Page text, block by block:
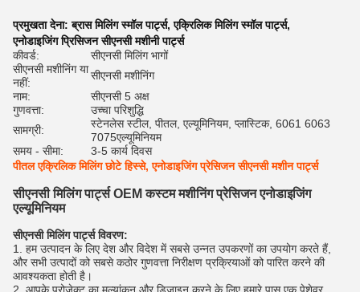
प्रमुखता देना:ब्रास मिलिंग स्मॉल पार्ट्स,एक्रिलिक मिलिंग स्मॉल पार्ट्स,
एनोडाइजिंग प्रिसिजन सीएनसी मशीनी पार्ट्स
कीवर्ड:
सीएनसी मिलिंग भागों
सीएनसी मशीनिंग या
नहीं:
सीएनसी मशीनिंग
नाम:
सीएनसी 5 अक्ष
गुणवत्ता:
उच्चा परिशुद्धि
सामग्री:
स्टेनलेस स्टील, पीतल, एल्यूमिनियम, प्लास्टिक, 6061 6063
7075एल्यूमिनियम
समय - सीमा:
3-5 कार्य दिवस
पीतल एक्रिलिक मिलिंग छोटे हिस्से, एनोडाइजिंग प्रेसिजन सीएनसी मशीन पार्ट्स
सीएनसी मिलिंग पार्ट्स OEM कस्टम मशीनिंग प्रेसिजन एनोडाइजिंग
एल्यूमिनियम
सीएनसी मिलिंग पार्ट्स विवरण:
1. हम उत्पादन के लिए देश और विदेश में सबसे उन्नत उपकरणों का उपयोग करते हैं,
और सभी उत्पादों को सबसे कठोर गुणवत्ता निरीक्षण प्रक्रियाओं को पारित करने की
आवश्यकता होती है।